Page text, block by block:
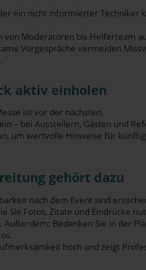
ein nicht infor­mier­ter Tech­ni­ker
von Mode­ra­to­ren bis Hel­fer­team
Vor­ge­sprä­che ver­mei­den
aktiv einholen
ist vor der nächsten.
– bei Aus­stel­lern, Gäs­ten und
um wert­vol­le Hin­wei­se für
gehört dazu
nach dem Event sind
Sie Fotos, Zita­te und Ein­drü­cke
Beden­ken Sie in der
hoch und zeigt